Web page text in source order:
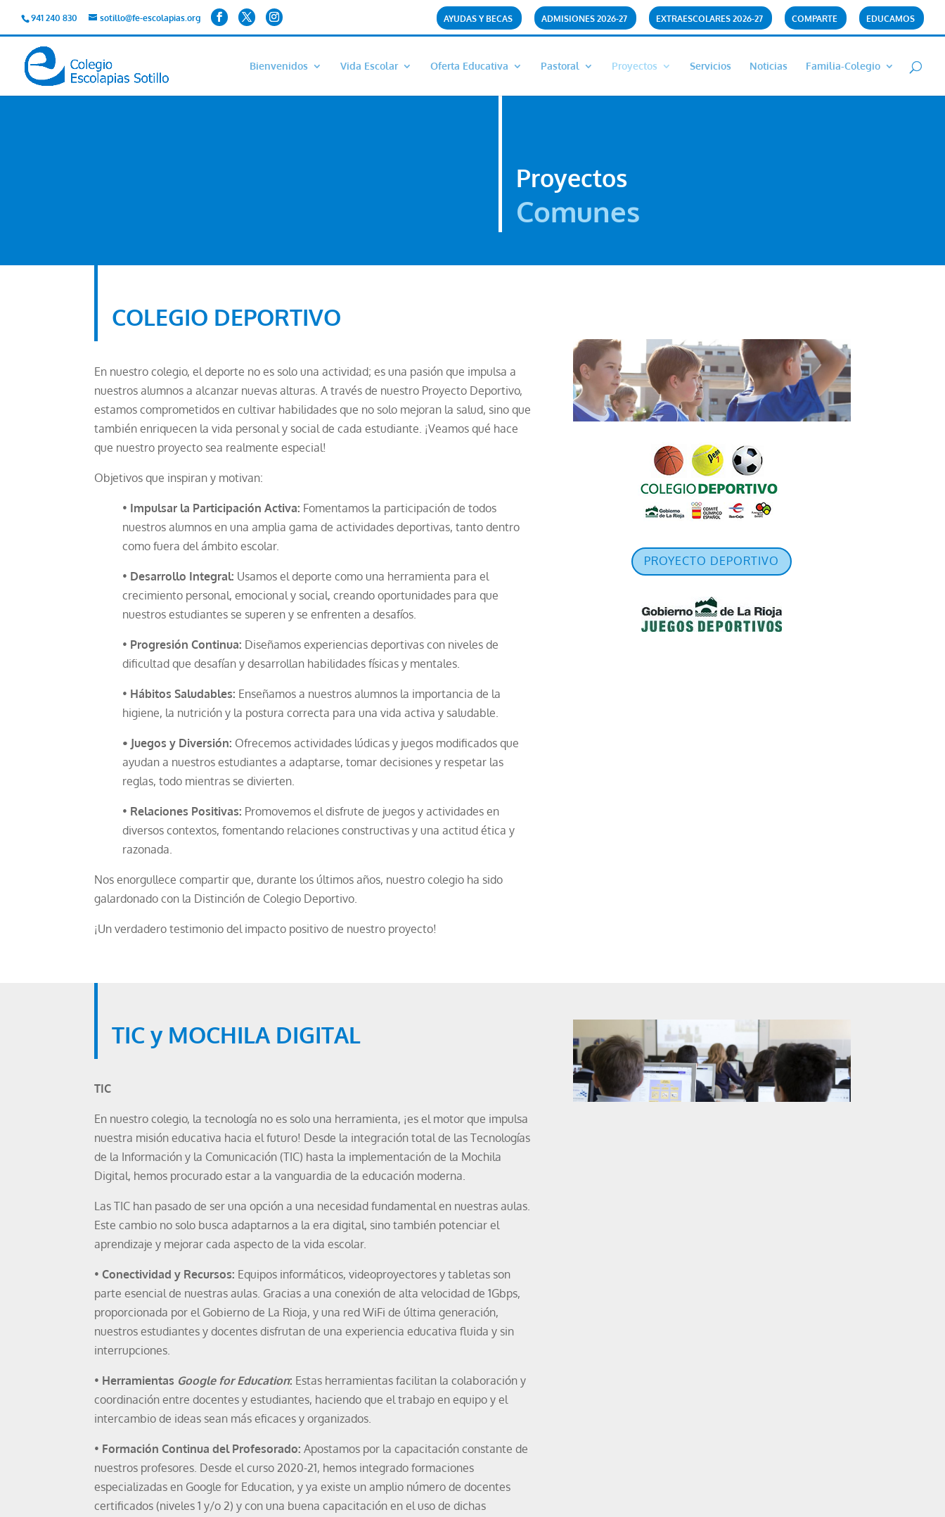
941 240 830 sotillo@fe-escolapias.org AYUDAS Y BECAS ADMISIONES 2026-27 EXTRAESCOLARES 2026-27 COMPARTE EDUCAMOS
Bienvenidos Vida Escolar Oferta Educativa Pastoral Proyectos Servicios Noticias Familia-Colegio
Proyectos
Comunes
COLEGIO DEPORTIVO
En nuestro colegio, el deporte no es solo una actividad; es una pasión que impulsa a
nuestros alumnos a alcanzar nuevas alturas. A través de nuestro Proyecto Deportivo,
estamos comprometidos en cultivar habilidades que no solo mejoran la salud, sino que
también enriquecen la vida personal y social de cada estudiante. ¡Veamos qué hace
que nuestro proyecto sea realmente especial!
Objetivos que inspiran y motivan:
• Impulsar la Participación Activa: Fomentamos la participación de todos
nuestros alumnos en una amplia gama de actividades deportivas, tanto dentro
como fuera del ámbito escolar.
• Desarrollo Integral: Usamos el deporte como una herramienta para el
crecimiento personal, emocional y social, creando oportunidades para que
nuestros estudiantes se superen y se enfrenten a desafíos.
• Progresión Continua: Diseñamos experiencias deportivas con niveles de
dificultad que desafían y desarrollan habilidades físicas y mentales.
• Hábitos Saludables: Enseñamos a nuestros alumnos la importancia de la
higiene, la nutrición y la postura correcta para una vida activa y saludable.
• Juegos y Diversión: Ofrecemos actividades lúdicas y juegos modificados que
ayudan a nuestros estudiantes a adaptarse, tomar decisiones y respetar las
reglas, todo mientras se divierten.
• Relaciones Positivas: Promovemos el disfrute de juegos y actividades en
diversos contextos, fomentando relaciones constructivas y una actitud ética y
razonada.
Nos enorgullece compartir que, durante los últimos años, nuestro colegio ha sido
galardonado con la Distinción de Colegio Deportivo.
¡Un verdadero testimonio del impacto positivo de nuestro proyecto!
PROYECTO DEPORTIVO
TIC y MOCHILA DIGITAL
TIC
En nuestro colegio, la tecnología no es solo una herramienta, ¡es el motor que impulsa
nuestra misión educativa hacia el futuro! Desde la integración total de las Tecnologías
de la Información y la Comunicación (TIC) hasta la implementación de la Mochila
Digital, hemos procurado estar a la vanguardia de la educación moderna.
Las TIC han pasado de ser una opción a una necesidad fundamental en nuestras aulas.
Este cambio no solo busca adaptarnos a la era digital, sino también potenciar el
aprendizaje y mejorar cada aspecto de la vida escolar.
• Conectividad y Recursos: Equipos informáticos, videoproyectores y tabletas son
parte esencial de nuestras aulas. Gracias a una conexión de alta velocidad de 1Gbps,
proporcionada por el Gobierno de La Rioja, y una red WiFi de última generación,
nuestros estudiantes y docentes disfrutan de una experiencia educativa fluida y sin
interrupciones.
• Herramientas Google for Education: Estas herramientas facilitan la colaboración y
coordinación entre docentes y estudiantes, haciendo que el trabajo en equipo y el
intercambio de ideas sean más eficaces y organizados.
• Formación Continua del Profesorado: Apostamos por la capacitación constante de
nuestros profesores. Desde el curso 2020-21, hemos integrado formaciones
especializadas en Google for Education, y ya existe un amplio número de docentes
certificados (niveles 1 y/o 2) y con una buena capacitación en el uso de dichas